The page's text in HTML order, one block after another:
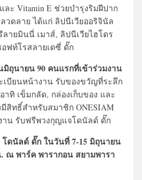
และ Vitamin E ช่วยบำรุงริมฝีปาก
ดลาย ได้แก่ ลิปนีเวียออริจินัล
ลายมินนี่ เมาส์, ลิปนีเวียไฮโดร
ฟท์โรสลายเดซี่ ดั๊ก
ถุนายน 90 คนแรกที่เข้าร่วมงาน
เบียนหน้างาน รับของขวัญที่ระลึก
ทิ เข็มกลัด, กล่องเก็บของ และ
สิทธิ์สำหรับสมาชิก ONESIAM
าน รับฟรีพวงกุญแจโดนัลด์ ดั๊ก
โดนัลด์ ดั๊ก ในวันที่ 7-15 มิถุนายน
. ณ พาร์ค พารากอน สยามพารา